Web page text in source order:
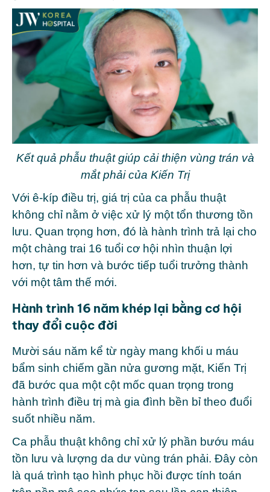
Kết quả phẫu thuật giúp cải thiện vùng trán và
mắt phải của Kiến Trị
Với ê-kíp điều trị, giá trị của ca phẫu thuật
không chỉ nằm ở việc xử lý một tổn thương tồn
lưu. Quan trọng hơn, đó là hành trình trả lại cho
một chàng trai 16 tuổi cơ hội nhìn thuận lợi
hơn, tự tin hơn và bước tiếp tuổi trưởng thành
với một tâm thế mới.
Hành trình 16 năm khép lại bằng cơ hội
thay đổi cuộc đời
Mười sáu năm kể từ ngày mang khối u máu
bẩm sinh chiếm gần nửa gương mặt, Kiến Trị
đã bước qua một cột mốc quan trọng trong
hành trình điều trị mà gia đình bền bỉ theo đuổi
suốt nhiều năm.
Ca phẫu thuật không chỉ xử lý phần bướu máu
tồn lưu và lượng da dư vùng trán phải. Đây còn
là quá trình tạo hình phục hồi được tính toán